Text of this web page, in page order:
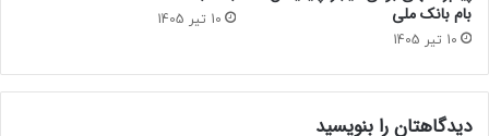
بام‌ بانک ملی
10 تیر 1405
10 تیر 1405
دیدگاهتان را بنویسید